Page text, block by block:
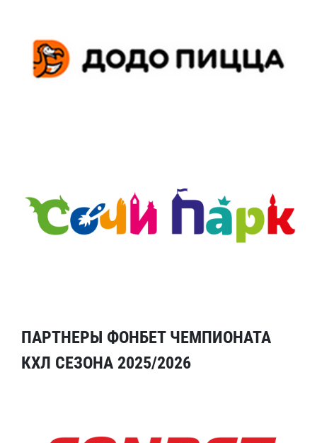
ПАРТНЕРЫ ФОНБЕТ ЧЕМПИОНАТА
КХЛ СЕЗОНА 2025/2026